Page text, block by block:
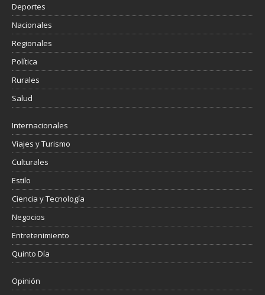
Deportes
Nacionales
Regionales
Política
Rurales
Salud
Internacionales
Viajes y Turismo
Culturales
Estilo
Ciencia y Tecnología
Negocios
Entretenimiento
Quinto Día
Opinión